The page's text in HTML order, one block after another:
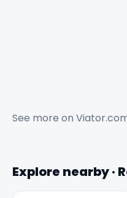
See more on
Explore nearby ·